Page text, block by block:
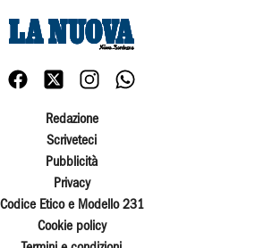
Redazione
Scriveteci
Pubblicità
Privacy
Codice Etico e Modello 231
Cookie policy